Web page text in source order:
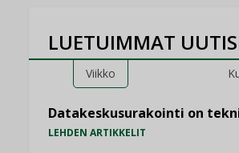
LUETUIMMAT
Viikko
Datakeskusurakointi on
LEHDEN ARTIKKELIT